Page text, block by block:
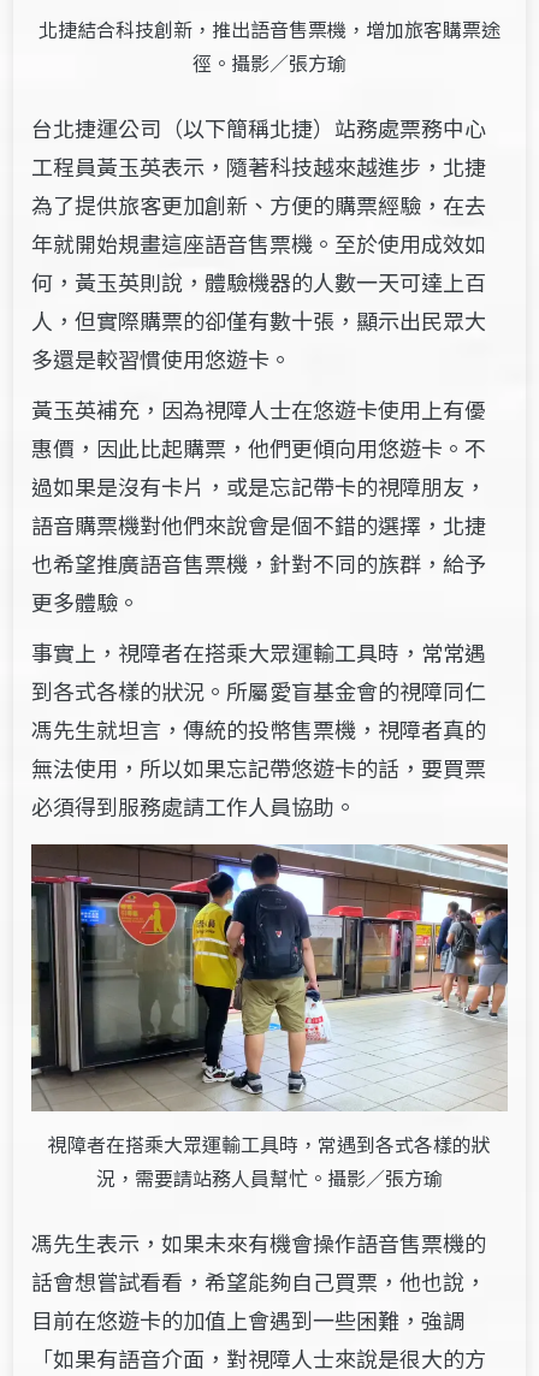
北捷結合科技創新，推出語音售票機，增加旅客購票途
徑。攝影／張方瑜
台北捷運公司（以下簡稱北捷）站務處票務中心
工程員黃玉英表示，隨著科技越來越進步，北捷
為了提供旅客更加創新、方便的購票經驗，在去
年就開始規畫這座語音售票機。至於使用成效如
何，黃玉英則說，體驗機器的人數一天可達上百
人，但實際購票的卻僅有數十張，顯示出民眾大
多還是較習慣使用悠遊卡。
黃玉英補充，因為視障人士在悠遊卡使用上有優
惠價，因此比起購票，他們更傾向用悠遊卡。不
過如果是沒有卡片，或是忘記帶卡的視障朋友，
語音購票機對他們來說會是個不錯的選擇，北捷
也希望推廣語音售票機，針對不同的族群，給予
更多體驗。
事實上，視障者在搭乘大眾運輸工具時，常常遇
到各式各樣的狀況。所屬愛盲基金會的視障同仁
馮先生就坦言，傳統的投幣售票機，視障者真的
無法使用，所以如果忘記帶悠遊卡的話，要買票
必須得到服務處請工作人員協助。
視障者在搭乘大眾運輸工具時，常遇到各式各樣的狀
況，需要請站務人員幫忙。攝影／張方瑜
馮先生表示，如果未來有機會操作語音售票機的
話會想嘗試看看，希望能夠自己買票，他也說，
目前在悠遊卡的加值上會遇到一些困難，強調
「如果有語音介面，對視障人士來說是很大的方